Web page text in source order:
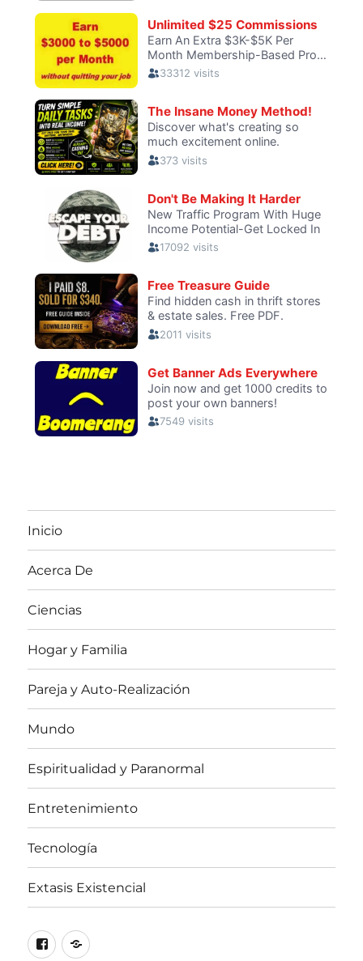
Inicio
Acerca De
Ciencias
Hogar y Familia
Pareja y Auto-Realización
Mundo
Espiritualidad y Paranormal
Entretenimiento
Tecnología
Extasis Existencial
Facebook
X